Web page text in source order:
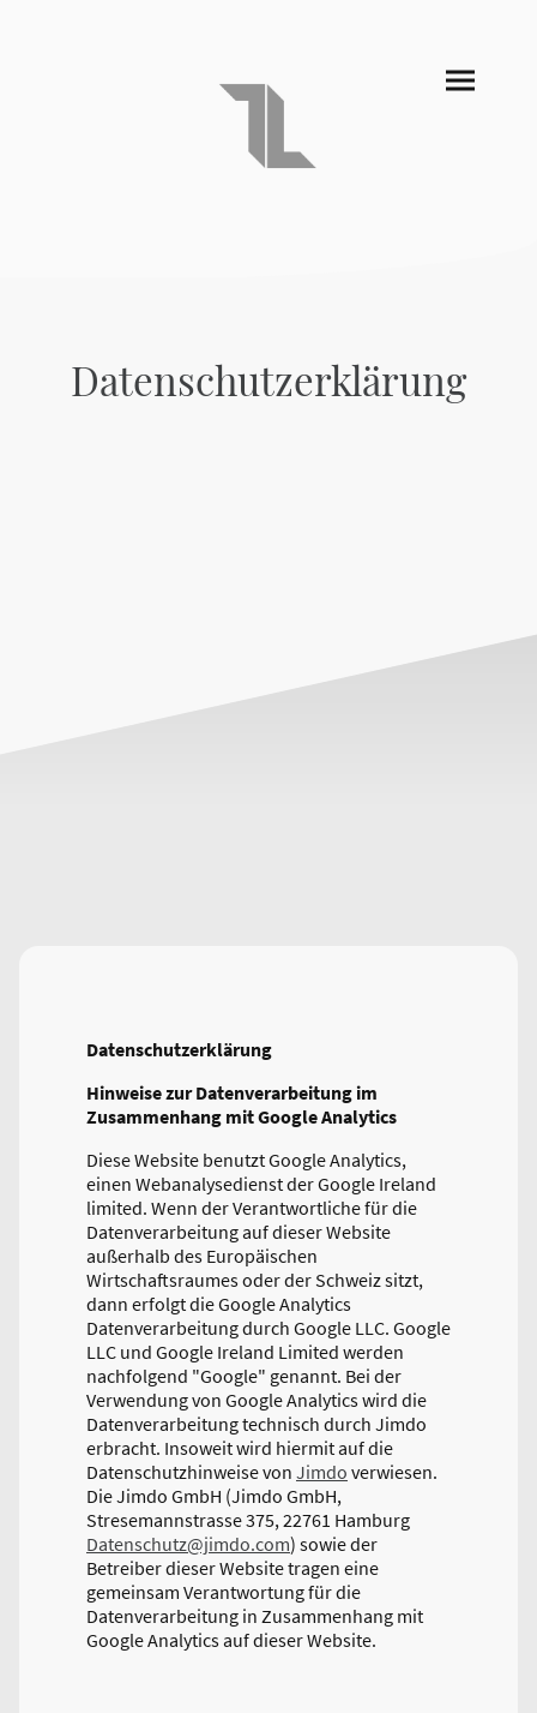
Datenschutzerklärung
Datenschutzerklärung
Hinweise zur Datenverarbeitung im
Zusammenhang mit Google Analytics
Diese Website benutzt Google Analytics,
einen Webanalysedienst der Google Ireland
limited. Wenn der Verantwortliche für die
Datenverarbeitung auf dieser Website
außerhalb des Europäischen
Wirtschaftsraumes oder der Schweiz sitzt,
dann erfolgt die Google Analytics
Datenverarbeitung durch Google LLC. Google
LLC und Google Ireland Limited werden
nachfolgend "Google" genannt. Bei der
Verwendung von Google Analytics wird die
Datenverarbeitung technisch durch Jimdo
erbracht. Insoweit wird hiermit auf die
Datenschutzhinweise von Jimdo verwiesen.
Die Jimdo GmbH (Jimdo GmbH,
Stresemannstrasse 375, 22761 Hamburg
Datenschutz@jimdo.com) sowie der
Betreiber dieser Website tragen eine
gemeinsam Verantwortung für die
Datenverarbeitung in Zusammenhang mit
Google Analytics auf dieser Website.